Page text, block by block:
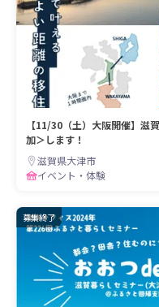
【11/30（土）大阪開催】滋
加＞します！
滋賀県大津市
イベント・体験
募集終了